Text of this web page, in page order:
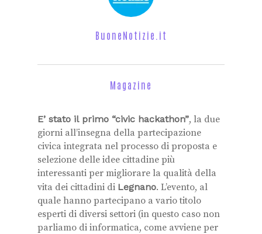
BuoneNotizie.it
Magazine
E’ stato il primo “civic hackathon”, la due
giorni all’insegna della partecipazione
civica integrata nel processo di proposta e
selezione delle idee cittadine più
interessanti per migliorare la qualità della
vita dei cittadini di Legnano. L’evento, al
quale hanno partecipano a vario titolo
esperti di diversi settori (in questo caso non
parliamo di informatica, come avviene per